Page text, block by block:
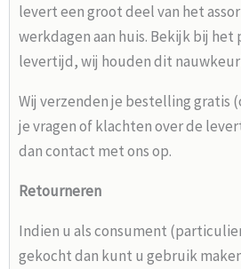
levert een groot deel van het
werkdagen aan huis. Bekijk bij
levertijd, wij houden dit
Wij verzenden je bestelling gratis
je vragen of klachten over de
dan contact met ons op.
Retourneren
Indien u als consument
gekocht dan kunt u gebruik